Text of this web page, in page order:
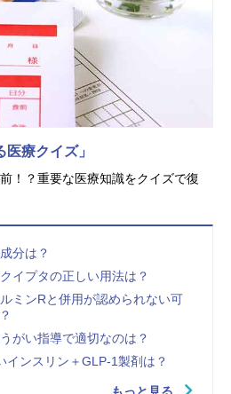
療クイズ」
！？重要な医療知識をクイズで復
分は？
イプタの正しい用法は？
ミンRと併用が認められない可
がい指導で適切なのは？
インスリン＋GLP-1製剤は？
もっと見る